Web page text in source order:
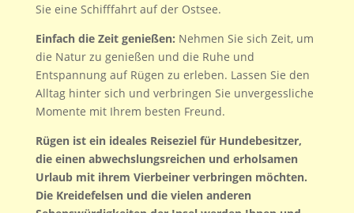
Sie eine Schifffahrt auf der Ostsee.
Einfach die Zeit genießen: Nehmen Sie sich Zeit, um
die Natur zu genießen und die Ruhe und
Entspannung auf Rügen zu erleben. Lassen Sie den
Alltag hinter sich und verbringen Sie unvergessliche
Momente mit Ihrem besten Freund.
Rügen ist ein ideales Reiseziel für Hundebesitzer,
die einen abwechslungsreichen und erholsamen
Urlaub mit ihrem Vierbeiner verbringen möchten.
Die Kreidefelsen und die vielen anderen